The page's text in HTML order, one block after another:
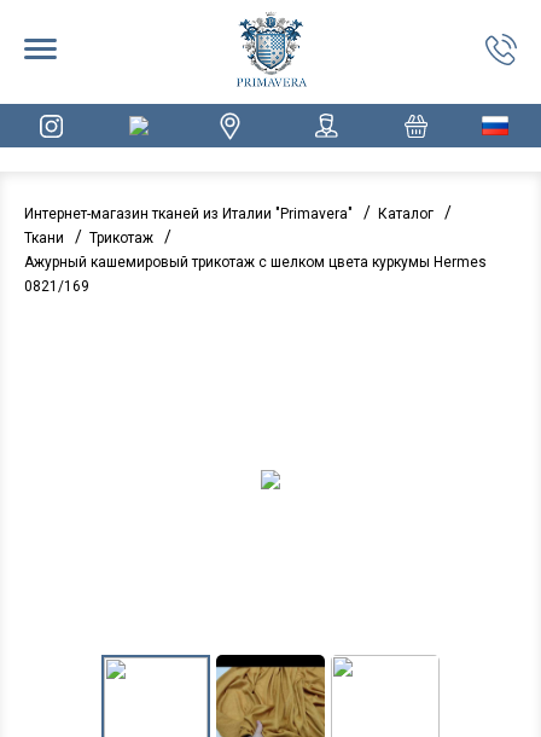
Интернет-магазин тканей из Италии "Primavera" / Каталог /
Ткани / Трикотаж /
Ажурный кашемировый трикотаж с шелком цвета куркумы Hermes
0821/169